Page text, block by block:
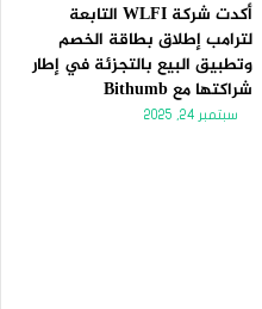
أكدت شركة WLFI التابعة
لترامب إطلاق بطاقة الخصم
وتطبيق البيع بالتجزئة في إطار
شراكتها مع Bithumb
سبتمبر 24, 2025